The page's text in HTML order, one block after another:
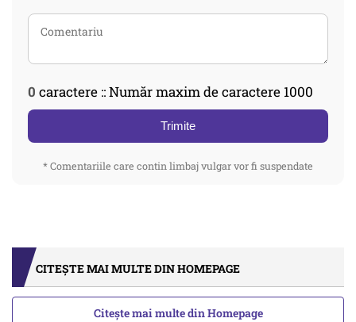
0 caractere :: Număr maxim de caractere 1000
Trimite
* Comentariile care contin limbaj vulgar vor fi suspendate
CITEȘTE MAI MULTE DIN HOMEPAGE
Citește mai multe din Homepage